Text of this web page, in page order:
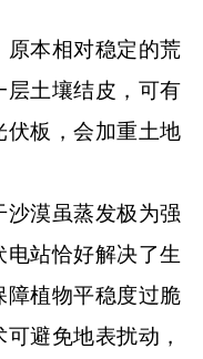
本相对稳定的荒
层土壤结皮，可有
伏板，会加重土地
漠虽蒸发极为强
站恰好解决了生
障植物平稳度过脆
避免地表扰动，